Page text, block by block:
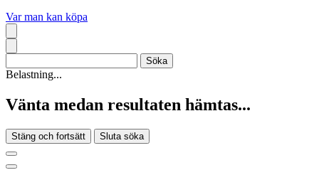
Var man kan köpa
Belastning...
Vänta medan resultaten hämtas...
Stäng och fortsätt Sluta söka